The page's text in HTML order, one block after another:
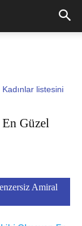
En Güzel
Amiral